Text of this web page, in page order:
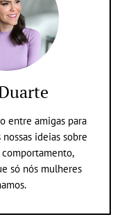
entre amigas para
ideias sobre
comportamento,
só nós mulheres